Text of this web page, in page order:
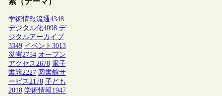
学術情報流通4348
デジタル化4098 デ
ジタルアーカイブ
3349 イベント 3013
災害2754 オープン
アクセス2678 電子
書籍2227 図書館サ
ービス2178 子ども
2018 学術情報1947